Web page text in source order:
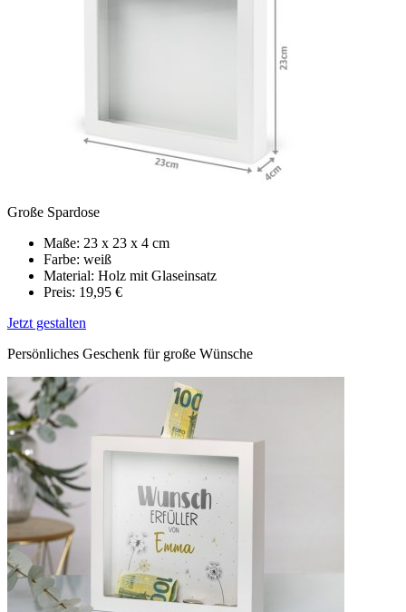
Große Spardose
Maße: 23 x 23 x 4 cm
Farbe: weiß
Material: Holz mit Glaseinsatz
Preis: 19,95 €
Jetzt gestalten
Persönliches Geschenk für große Wünsche